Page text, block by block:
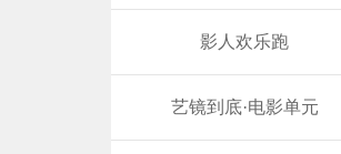
影人欢乐跑
艺镜到底·电影单元